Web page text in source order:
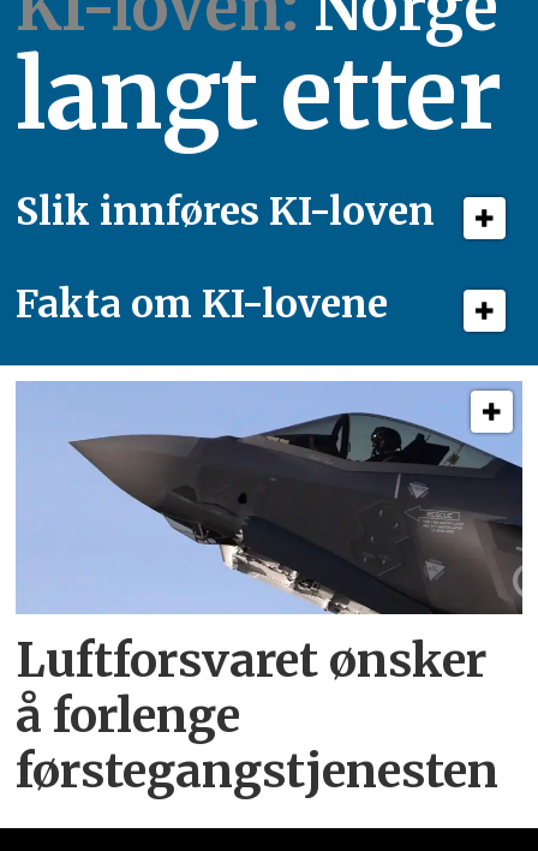
langt etter
Slik innføres KI-loven
Fakta om KI-lovene
Luftforsvaret ønsker
å forlenge
førstegangstjenesten